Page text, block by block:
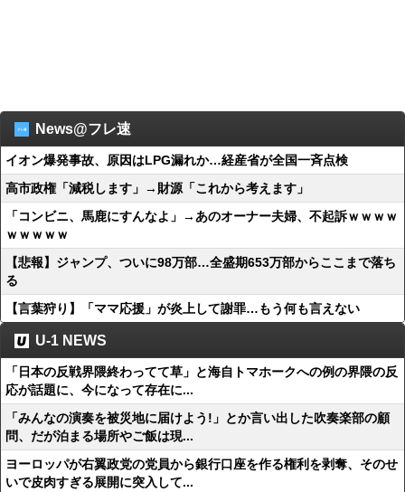
News@フレ速
イオン爆発事故、原因はLPG漏れか…経産省が全国一斉点検
高市政権「減税します」→財源「これから考えます」
「コンビニ、馬鹿にすんなよ」→あのオーナー夫婦、不起訴ｗｗｗｗ
ｗｗｗｗｗ
【悲報】ジャンプ、ついに98万部…全盛期653万部からここまで落ち
る
【言葉狩り】「ママ応援」が炎上して謝罪…もう何も言えない
U-1 NEWS
「日本の反戦界隈終わってて草」と海自トマホークへの例の界隈の反
応が話題に、今になって存在に...
「みんなの演奏を被災地に届けよう!」とか言い出した吹奏楽部の顧
問、だが泊まる場所やご飯は現...
ヨーロッパが右翼政党の党員から銀行口座を作る権利を剥奪、そのせ
いで皮肉すぎる展開に突入して...